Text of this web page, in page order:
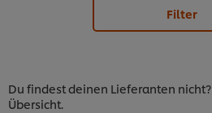
Filter
Du findest deinen Lieferanten nicht?
Übersicht.